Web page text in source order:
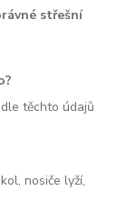
střešní
těchto údajů
nosiče lyží,